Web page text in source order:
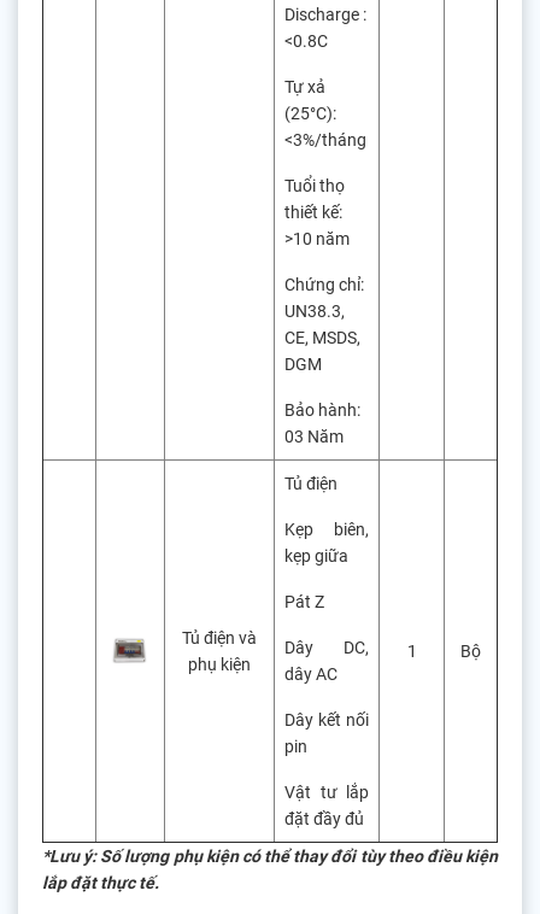
Discharge :
<0.8C
Tự xả
(25°C):
<3%/tháng
Tuổi thọ
thiết kế:
>10 năm
Chứng chỉ:
UN38.3,
CE, MSDS,
DGM
Bảo hành:
03 Năm
Tủ điện và
phụ kiện
Tủ điện
Kẹp biên,
kẹp giữa
Pát Z
Dây DC,
dây AC
Dây kết nối
pin
Vật tư lắp
đặt đầy đủ
1 Bộ
*Lưu ý: Số lượng phụ kiện có thể thay đổi tùy theo điều kiện
lắp đặt thực tế.